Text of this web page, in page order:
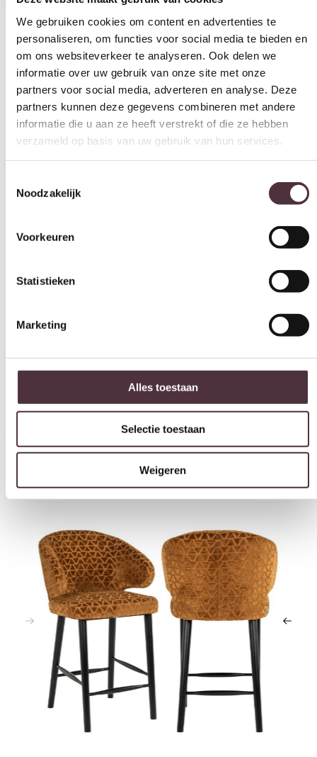
om ons websiteverkeer te analyseren. Ook delen we
informatie over uw gebruik van onze site met onze
partners voor social media, adverteren en analyse. Deze
partners kunnen deze gegevens combineren met andere
informatie die u aan ze heeft verstrekt of die ze hebben
verzameld op basis van uw gebruik van hun services.
Toestemmingsselectie
Voorkeuren
Statistieken
Marketing
Selectie toestaan
Weigeren
Materiaal
Leer, Stof
Model
2,5 zitsbank, 2-zitsbank, 3-zitsbank, Bankstel
Zithoogte (cm)
51 cm
Leuninghoogte arm (cm)
Merk
Gemonteerd geleverd
Geadviseerd onderhoudsmiddel
All in house Just enjoy 5 jaar vlek en constructie garantie
thuis bezorgd boven de €100,-
Ruim2500m2 showroom
Interessant voor jou